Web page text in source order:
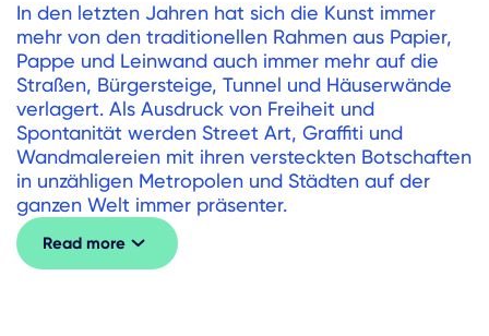
In den letzten Jahren hat sich die Kunst immer
mehr von den traditionellen Rahmen aus Papier,
Pappe und Leinwand auch immer mehr auf die
Straßen, Bürgersteige, Tunnel und Häuserwände
verlagert. Als Ausdruck von Freiheit und
Spontanität werden Street Art, Graffiti und
Wandmalereien mit ihren versteckten Botschaften
in unzähligen Metropolen und Städten auf der
ganzen Welt immer präsenter.
Read more